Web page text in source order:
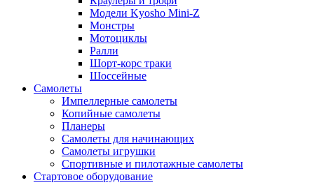
Модели Kyosho Mini-Z
Монстры
Мотоциклы
Ралли
Шорт-корс траки
Шоссейные
Самолеты
Импеллерные самолеты
Копийные самолеты
Планеры
Самолеты для начинающих
Самолеты игрушки
Спортивные и пилотажные самолеты
Стартовое оборудование